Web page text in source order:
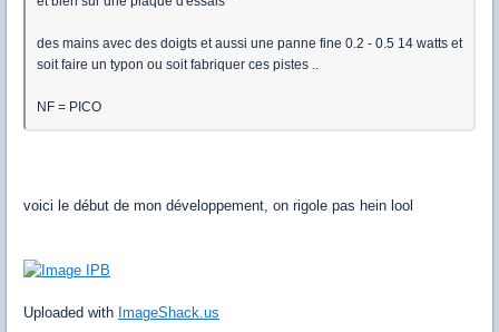
des mains avec des doigts et aussi une panne fine 0.2 - 0.5 14 watts et
soit faire un typon ou soit fabriquer ces pistes ..
NF = PICO
voici le début de mon développement, on rigole pas hein lool
Uploaded with ImageShack.us